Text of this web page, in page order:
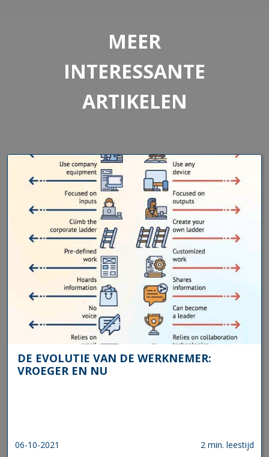
MEER
INTERESSANTE
ARTIKELEN
DE EVOLUTIE VAN DE WERKNEMER:
VROEGER EN NU
06-10-2021 2 min. leestijd